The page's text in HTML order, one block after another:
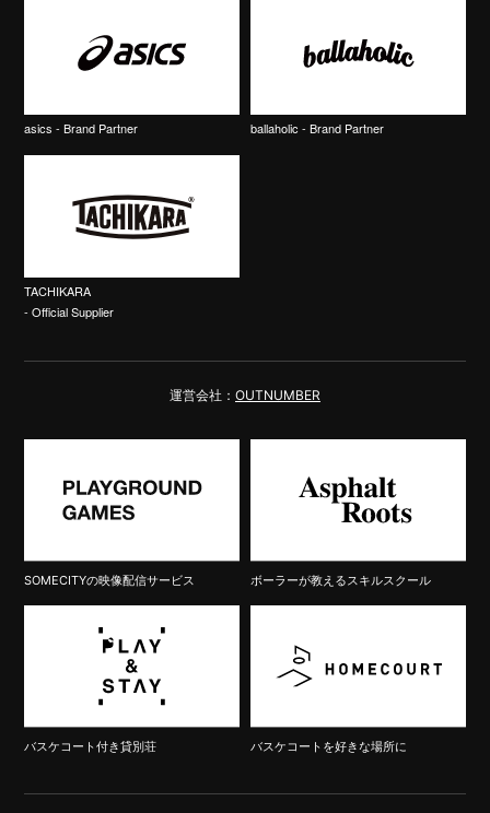
asics - Brand Partner ballaholic - Brand Partner
TACHIKARA
- Official Supplier
運営会社： OUTNUMBER
SOMECITYの映像配信サービス ボーラーが教えるスキルスクール
バスケコート付き貸別荘 バスケコートを好きな場所に